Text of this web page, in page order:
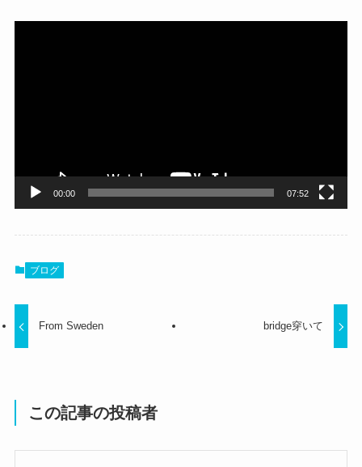
00:00 07:52
ブログ
From Sweden bridge穿いて
この記事の投稿者